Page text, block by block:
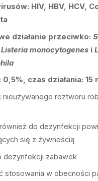
HIV, HBV, HCV,
działanie przeciwko:
monocytogenes i
czas działania: 15
nieużywanego roztworu
do dezynfekcji
się z żywnością
dezynfekcji zabawek
stosowania w obecności